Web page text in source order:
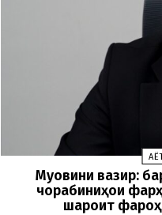
Муовини вазир:
чорабиниҳои
шароит